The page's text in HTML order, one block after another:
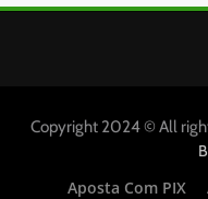
Copyright 2024 © All
Aposta Com PIX